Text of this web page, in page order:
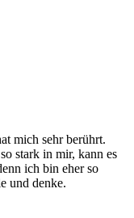
mich sehr berührt.
stark in mir, kann es
ich bin eher so
und denke.